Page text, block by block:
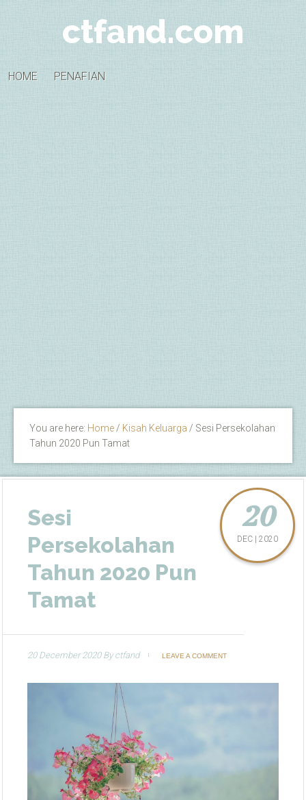
ctfand.com
HOME PENAFIAN
You are here: Home / Kisah Keluarga / Sesi Persekolahan
Tahun 2020 Pun Tamat
Sesi
Persekolahan
Tahun 2020 Pun
Tamat
20
DEC | 2020
20 December 2020Byctfand LEAVE A COMMENT